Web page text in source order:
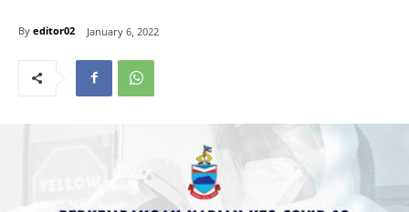
By editor02 January 6, 2022